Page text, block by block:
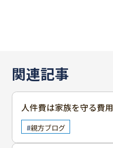
関連記事
人件費は家族を守る費用
親方ブログ